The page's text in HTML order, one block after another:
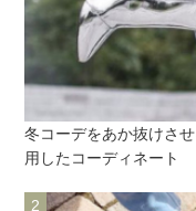
冬コーデをあか抜けさ
用したコーディネート